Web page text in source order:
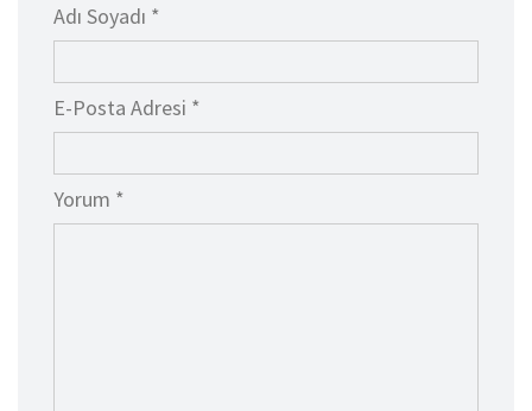
Adı Soyadı *
E-Posta Adresi *
Yorum *